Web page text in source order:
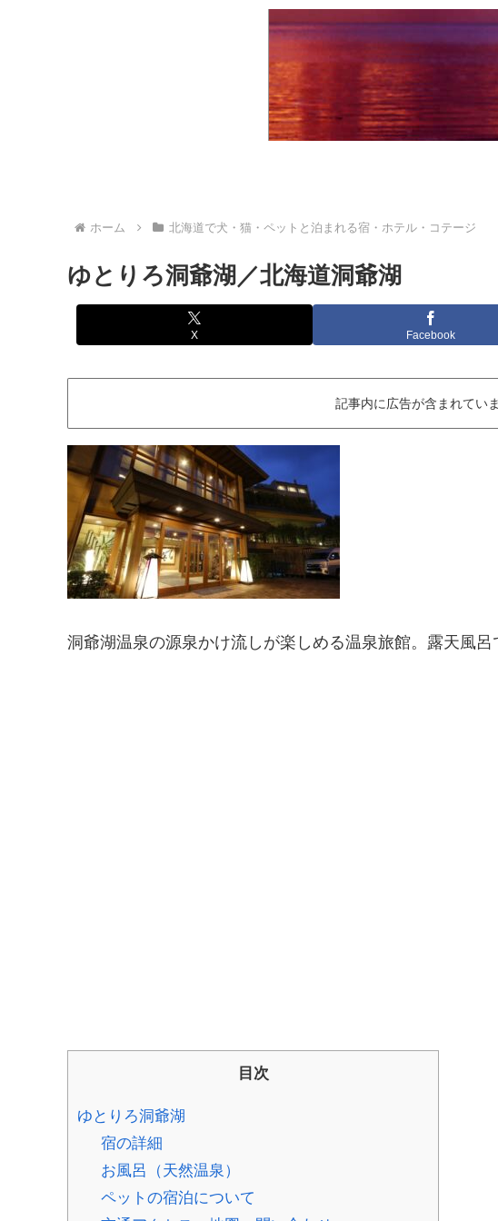
ホーム 北海道で犬・猫・ペットと泊まれる宿・ホテル・コテージ
ゆとりろ洞爺湖／北海道洞爺湖
X Facebook
記事内に広告が含まれていま
洞爺湖温泉の源泉かけ流しが楽しめる温泉旅館。露天風呂
目次
ゆとりろ洞爺湖
宿の詳細
お風呂（天然温泉）
ペットの宿泊について